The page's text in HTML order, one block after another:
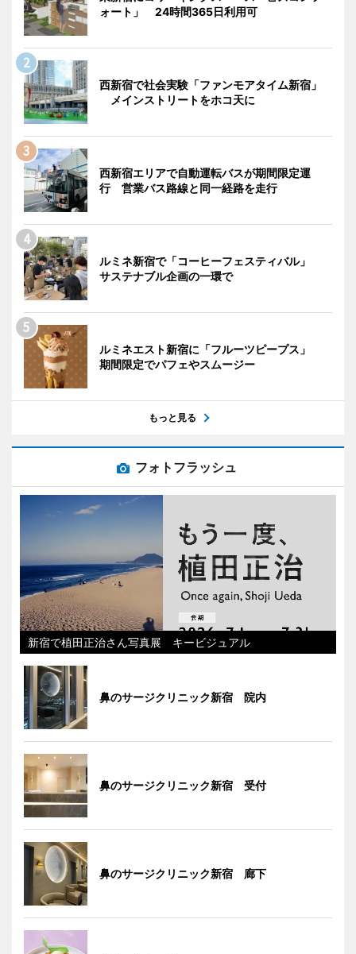
ォート」 24時間365日利用可
西新宿で社会実験「ファンモアタイム新宿」
メインストリートをホコ天に
西新宿エリアで自動運転バスが期間限定運
行 営業バス路線と同一経路を走行
ルミネ新宿で「コーヒーフェスティバル」
サステナブル企画の一環で
ルミネエスト新宿に「フルーツピープス」
期間限定でパフェやスムージー
もっと見る
フォトフラッシュ
新宿で植田正治さん写真展 キービジュアル
鼻のサージクリニック新宿 院内
鼻のサージクリニック新宿 受付
鼻のサージクリニック新宿 廊下